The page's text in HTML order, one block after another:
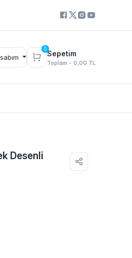
0
Sepetim
Toplam - 0,00 TL
Desenli